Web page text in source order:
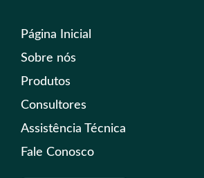
Página Inicial
Sobre nós
Produtos
Consultores
Assistência Técnica
Fale Conosco